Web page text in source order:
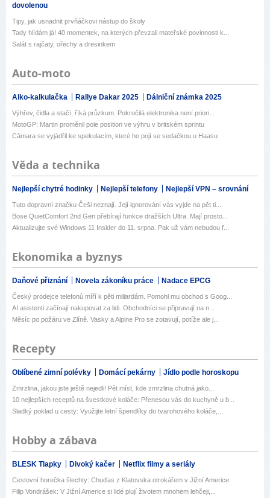
dovolenou
Tipy, jak usnadnit prvňáčkovi nástup do školy
Tady hlídám já! 40 momentek, na kterých převzali mateřské povinnosti k...
Salát s rajčaty, ořechy a dresinkem
Auto-moto
Alko-kalkulačka Rallye Dakar 2025 Dálniční známka 2025
Výhřev, čidla a stačí, říká průzkum. Pokročilá elektronika není priori...
MotoGP: Martin proměnil pole position ve výhru v britském sprintu
Câmara se vyjádřil ke spekulacím, které ho pojí se sedačkou u Haasu
Věda a technika
Nejlepší chytré hodinky Nejlepší telefony Nejlepší VPN – srovnání
Tuto dopravní značku Češi neznají. Její ignorování vás vyjde na pět ti...
Bose QuietComfort 2nd Gen přebírají funkce dražších Ultra. Mají prosto...
Aktualizujte své Windows 11 Insider do 11. srpna. Pak už vám nebudou f...
Ekonomika a byznys
Daňové přiznání Novela zákoníku práce Nadace EPCG
Český prodejce telefonů míří k pěti miliardám. Pomohl mu obchod s Goog...
AI asistenti začínají nakupovat za lidi. Obchodníci se připravují na n...
Měsíc po požáru ve Zlíně. Vasky a Alpine Pro se zotavují, potíže ale j...
Recepty
Oblíbené zimní polévky Domácí pekárny Jídlo podle horoskopu
Zmrzlina, jakou jste ještě nejedli! Pět míst, kde zmrzlina chutná jako...
10 nejlepších receptů na švestkové koláče: Přenesou vás do kuchyně u b...
Sladký poklad u cesty: Využijte letní špendlíky do tvarohového koláče,...
Hobby a zábava
BLESK Tlapky Divoký kačer Netflix filmy a seriály
Cestovní horečka šlechty: Chuďas z Klatovska otrokářem v Jižní Americe
Filip Vondrášek: V Jižní Americe si lidé plují životem mnohem lehčeji,...